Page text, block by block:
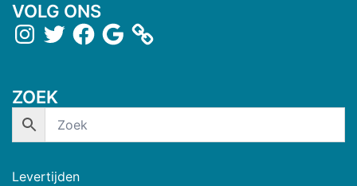
VOLG ONS
ZOEK
Levertijden